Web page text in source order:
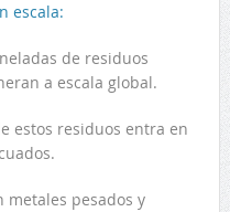
escala:
de residuos
a escala global.
estos residuos entra en
metales pesados y